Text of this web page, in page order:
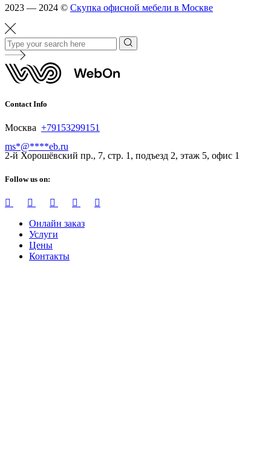
2023 — 2024 © Скупка офисной мебели в Москве
Contact Info
Москва +79153299151
ms*@****eb.ru
2-й Хорошёвский пр., 7, стр. 1, подъезд 2, этаж 5, офис 1
Follow us on:
Онлайн заказ
Услуги
Цены
Контакты